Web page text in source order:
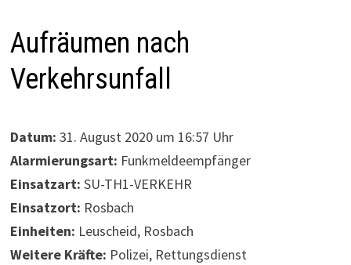
Aufräumen nach
Verkehrsunfall
Datum: 31. August 2020 um 16:57 Uhr
Alarmierungsart: Funkmeldeempfänger
Einsatzart: SU-TH1-VERKEHR
Einsatzort: Rosbach
Einheiten: Leuscheid, Rosbach
Weitere Kräfte: Polizei, Rettungsdienst